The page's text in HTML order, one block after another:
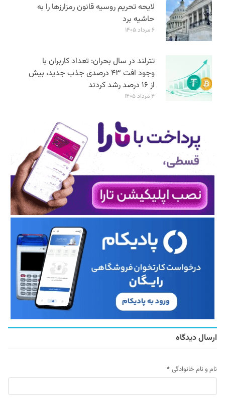
لایحه تحریم روسیه قانون رمزارزها را به
حاشیه برد
۶ مرداد ۱۴۰۵
تترلند در سال بحران: تعداد کاربران با
وجود افت ۴۳ درصدی جذب جدید، بیش
از ۱۶ درصد رشد کردند
۴ مرداد ۱۴۰۵
ارسال دیدگاه
نام و نام خانوادگی *